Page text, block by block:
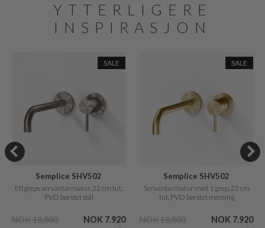
YTTERLIGERE
INSPIRASJON
SALE
Semplice SHV502
Ettgreps servantarmatur, 22 cm tut,
PVD børstet stål
NOK 18.880 NOK 7.920
SALE
Semplice SHV502
Servantarmatur med 1 grep, 22 cm
tut, PVD børstet messing
NOK 18.880 NOK 7.920